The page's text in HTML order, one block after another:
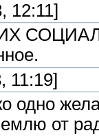
12:11]
11:19]
одно
от